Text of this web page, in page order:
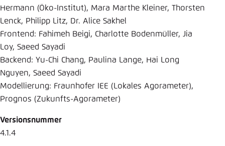
Hermann (Öko-Institut), Mara Marthe Kleiner, Thorsten
Lenck, Philipp Litz, Dr. Alice Sakhel
Frontend: Fahimeh Beigi, Charlotte Bodenmüller, Jia
Loy, Saeed Sayadi
Backend: Yu-Chi Chang, Paulina Lange, Hai Long
Nguyen, Saeed Sayadi
Modellierung: Fraunhofer IEE (Lokales Agorameter),
Prognos (Zukunfts-Agorameter)
Versionsnummer
4.1.4